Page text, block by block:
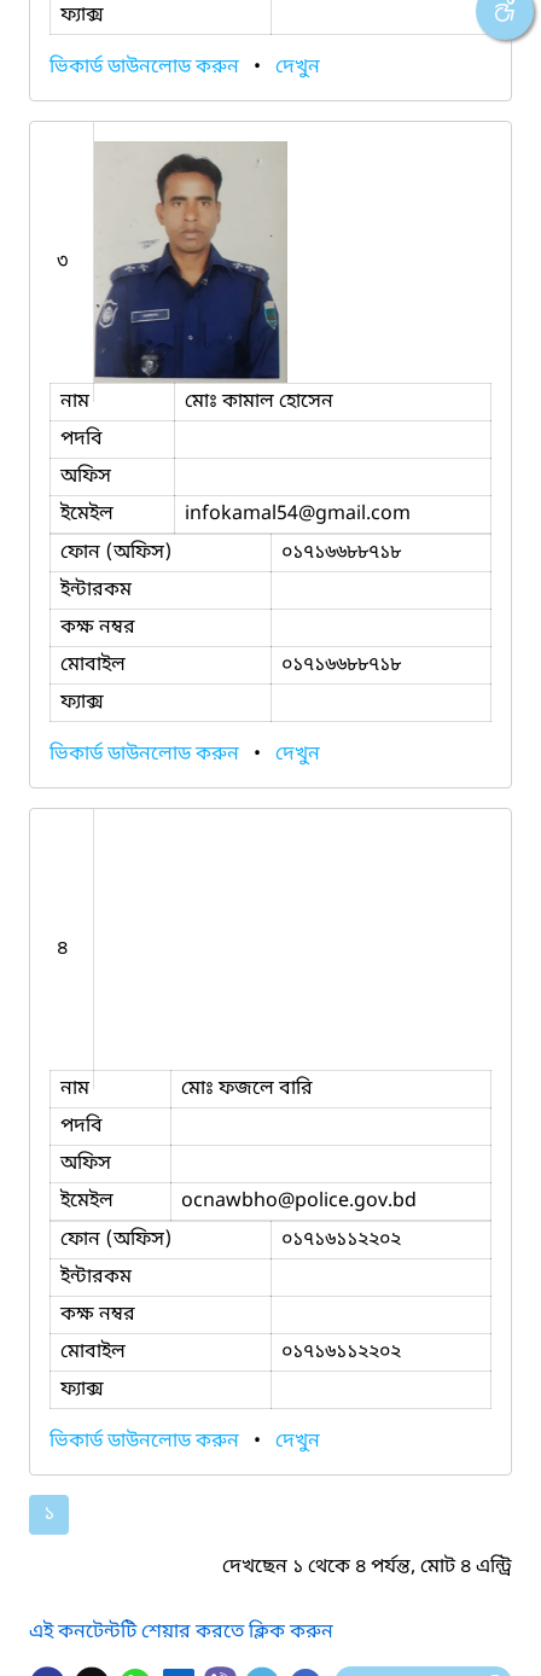
ফ্যাক্স
ভিকার্ড ডাউনলোড করুন • দেখুন
৩
নাম
মোঃ কামাল হোসেন
পদবি
অফিস
ইমেইল
infokamal54@gmail.com
ফোন (অফিস)
০১৭১৬৬৮৮৭১৮
ইন্টারকম
কক্ষ নম্বর
মোবাইল
০১৭১৬৬৮৮৭১৮
ফ্যাক্স
ভিকার্ড ডাউনলোড করুন • দেখুন
৪
নাম
মোঃ ফজলে বারি
পদবি
অফিস
ইমেইল
ocnawbho@police.gov.bd
ফোন (অফিস)
০১৭১৬১১২২০২
ইন্টারকম
কক্ষ নম্বর
মোবাইল
০১৭১৬১১২২০২
ফ্যাক্স
ভিকার্ড ডাউনলোড করুন • দেখুন
১
দেখছেন ১ থেকে ৪ পর্যন্ত, মোট ৪ এন্ট্রি
এই কনটেন্টটি শেয়ার করতে ক্লিক করুন